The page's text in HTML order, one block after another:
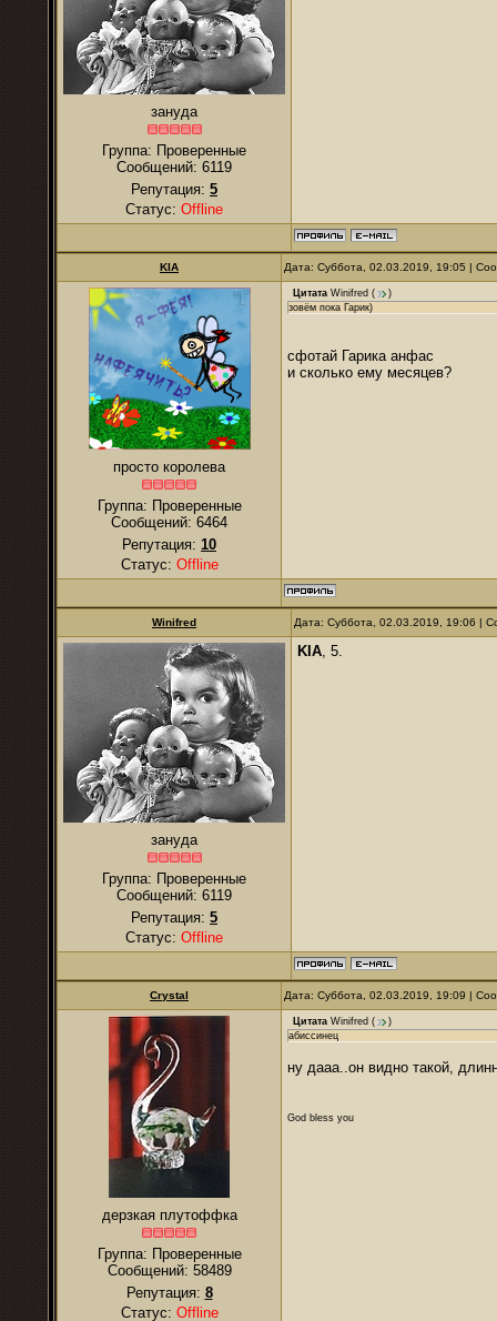
зануда
Группа: Проверенные
Сообщений: 6119
Репутация: 5
Статус: Offline
KIA Дата: Суббота, 02.03.2019, 19:05 |
просто королева
Группа: Проверенные
Сообщений: 6464
Репутация: 10
Статус: Offline
Цитата Winifred (
)
зовём пока Гарик)
сфотай Гарика анфас
и сколько ему месяцев?
Winifred Дата: Суббота, 02.03.2019, 19:06 |
зануда
Группа: Проверенные
Сообщений: 6119
Репутация: 5
Статус: Offline
KIA, 5.
Crystal Дата: Суббота, 02.03.2019, 19:09 |
дерзкая плутоффка
Группа: Проверенные
Сообщений: 58489
Репутация: 8
Статус: Offline
Цитата Winifred (
)
абиссинец
ну дааа..он видно такой,
God bless you